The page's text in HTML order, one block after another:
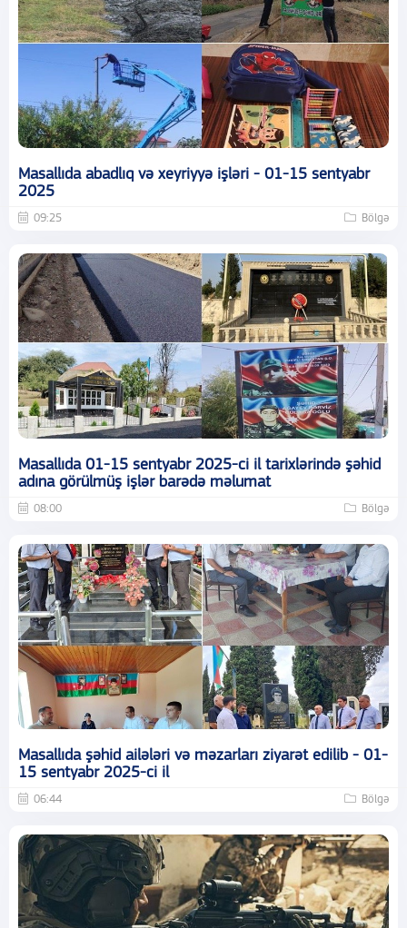
Masallıda abadlıq və xeyriyyə işləri - 01-15 sentyabr
2025
09:25 Bölgə
Masallıda 01-15 sentyabr 2025-ci il tarixlərində şəhid
adına görülmüş işlər barədə məlumat
08:00 Bölgə
Masallıda şəhid ailələri və məzarları ziyarət edilib - 01-
15 sentyabr 2025-ci il
06:44 Bölgə